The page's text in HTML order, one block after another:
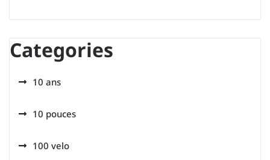
Categories
10 ans
10 pouces
100 velo